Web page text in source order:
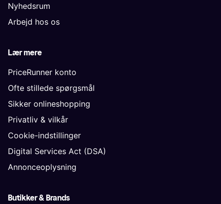
Nyhedsrum
Arbejd hos os
Lær mere
PriceRunner konto
Ofte stillede spørgsmål
Sikker onlineshopping
Privatliv & vilkår
Cookie-indstillinger
Digital Services Act (DSA)
Annonceoplysning
Butikker & Brands